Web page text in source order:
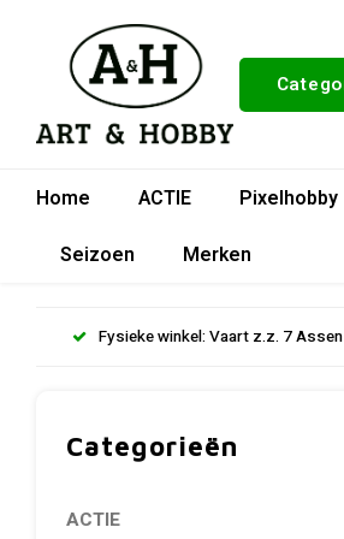
Home ACTIE Pixelhobby
Seizoen
Merken
Fysieke winkel: Vaart z.z. 7 Assen
Categorieën
ACTIE